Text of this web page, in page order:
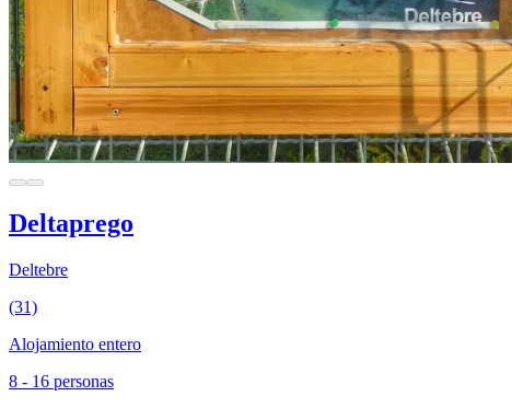
Deltaprego
Deltebre
(31)
Alojamiento entero
8 - 16 personas